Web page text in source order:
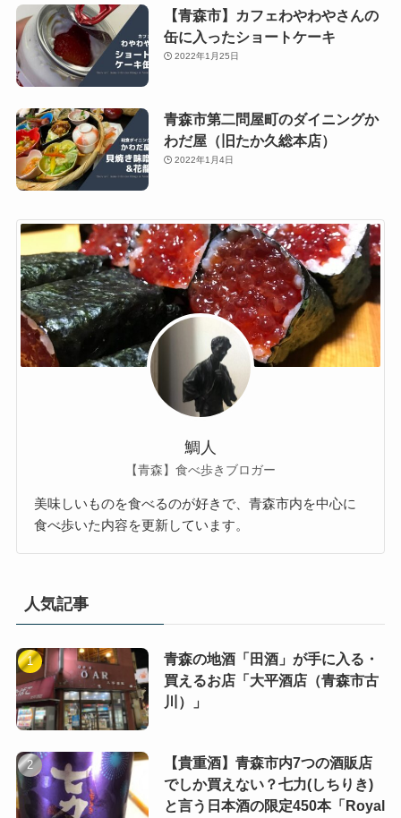
【青森市】カフェわやわやさんの
缶に入ったショートケーキ
2022年1月25日
青森市第二問屋町のダイニングか
わだ屋（旧たか久総本店）
2022年1月4日
鯛人
【青森】食べ歩きブロガー
美味しいものを食べるのが好きで、青森市内を中心に
食べ歩いた内容を更新しています。
人気記事
青森の地酒「田酒」が手に入る・
買えるお店「大平酒店（青森市古
川）」
【貴重酒】青森市内7つの酒販店
でしか買えない？七力(しちりき)
と言う日本酒の限定450本「Royal